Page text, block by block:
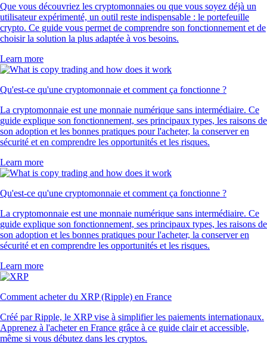
Que vous découvriez les cryptomonnaies ou que vous soyez déjà un
utilisateur expérimenté, un outil reste indispensable : le portefeuille
crypto. Ce guide vous permet de comprendre son fonctionnement et de
choisir la solution la plus adaptée à vos besoins.
Learn more
Qu'est-ce qu'une cryptomonnaie et comment ça fonctionne ?
La cryptomonnaie est une monnaie numérique sans intermédiaire. Ce
guide explique son fonctionnement, ses principaux types, les raisons de
son adoption et les bonnes pratiques pour l'acheter, la conserver en
sécurité et en comprendre les opportunités et les risques.
Learn more
Qu'est-ce qu'une cryptomonnaie et comment ça fonctionne ?
La cryptomonnaie est une monnaie numérique sans intermédiaire. Ce
guide explique son fonctionnement, ses principaux types, les raisons de
son adoption et les bonnes pratiques pour l'acheter, la conserver en
sécurité et en comprendre les opportunités et les risques.
Learn more
Comment acheter du XRP (Ripple) en France
Créé par Ripple, le XRP vise à simplifier les paiements internationaux.
Apprenez à l'acheter en France grâce à ce guide clair et accessible,
même si vous débutez dans les cryptos.